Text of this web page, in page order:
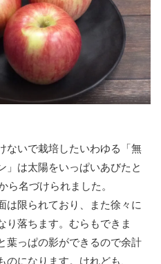
いで栽培したいわゆる「無
」は太陽をいっぱいあびたと
ら名づけられました。
限られており、また徐々に
り落ちます。むらもできま
葉っぱの影ができるので余計
になります。けれども、